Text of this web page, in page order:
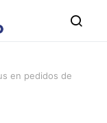
en pedidos de